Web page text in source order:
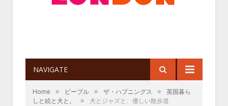
NAVIGATE
Home » ピープル » ザ・ハプニングス »
英国暮ら
しと絵と犬と。
» 犬とジャズと、優しい散歩道